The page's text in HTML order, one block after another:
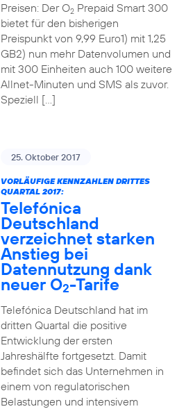
Preisen: Der O2Prepaid Smart 300
bietet für den bisherigen
Preispunkt von 9,99 Euro1) mit 1,25
GB2) nun mehr Datenvolumen und
mit 300 Einheiten auch 100 weitere
Allnet-Minuten und SMS als zuvor.
Speziell […]
25. Oktober 2017
VORLÄUFIGE KENNZAHLEN DRITTES
QUARTAL 2017:
Telefónica
Deutschland
verzeichnet starken
Anstieg bei
Datennutzung dank
neuer O2-Tarife
Telefónica Deutschland hat im
dritten Quartal die positive
Entwicklung der ersten
Jahreshälfte fortgesetzt. Damit
befindet sich das Unternehmen in
einem von regulatorischen
Belastungen und intensivem